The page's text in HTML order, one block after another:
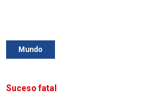
Mundo
Suceso fatal